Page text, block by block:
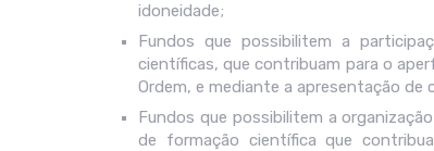
idoneidade;
Fundos que possibilitem a
científicas, que contribuam para o
Ordem, e mediante a apresentação
Fundos que possibilitem a
de formação científica que